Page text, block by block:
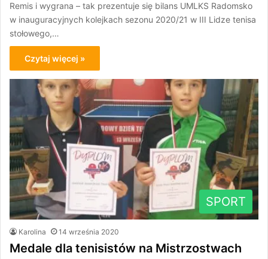
Remis i wygrana – tak prezentuje się bilans UMLKS Radomsko
w inauguracyjnych kolejkach sezonu 2020/21 w III Lidze tenisa
stołowego,…
Czytaj więcej »
SPORT
Karolina 14 września 2020
Medale dla tenisistów na Mistrzostwach